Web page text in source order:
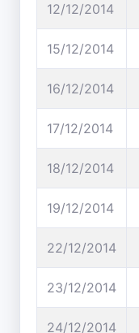
12/12/2014
15/12/2014
16/12/2014
17/12/2014
18/12/2014
19/12/2014
22/12/2014
23/12/2014
24/12/2014